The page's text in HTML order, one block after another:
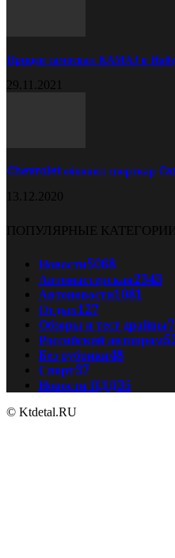
Прицеп самосвал КАМАЗ в
29.11.2021
Chevrolet обновил спорткар
13.12.2020
ПОПУЛЯРНЫЕ КАТЕГОРИИ
Новости5068
Автомастерская2343
Автоновости1081
Отдых127
Обзоры и тест драйвы
Российский автопром
Без рубрики48
Спорт37
Новости ПДД35
© Ktdetal.RU